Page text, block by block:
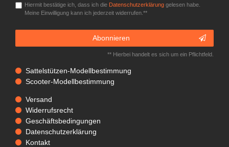
Hiermit bestätige ich, dass ich die Daten­schutz­erklärunggelesen habe.
Meine Einwilligung kann ich jederzeit widerrufen.**
Abonnieren
** Hierbei handelt es sich um ein Pflichtfeld.
Sattelstützen-Modellbestimmung
Scooter-Modellbestimmung
Versand
Widerrufsrecht
Geschäftsbedingungen
Datenschutzerklärung
Kontakt